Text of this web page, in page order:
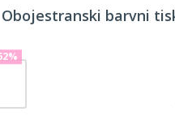
Obojestranski barvni